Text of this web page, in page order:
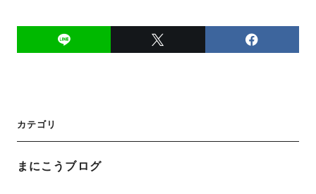
投
稿
ナ
カテゴリ
まにこうブログ